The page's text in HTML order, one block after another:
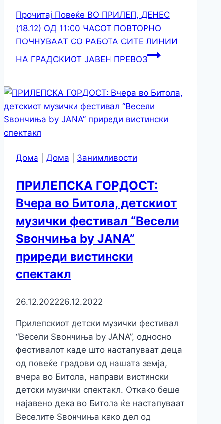
Прочитај Повеќе ВО ПРИЛЕП, ДЕНЕС
(18.12) ОД 11:00 ЧАСОТ ПОВТОРНО
ПОЧНУВААТ СО РАБОТА СИТЕ ЛИНИИ
НА ГРАДСКИОТ ЈАВЕН ПРЕВОЗ
Дома Дома Занимливости
ПРИЛЕПСКА ГОРДОСТ:
Вчера во Битола, детскиот
музички фестивал “Весели
Ѕвончиња by JANA”
приреди вистински
спектакл
26.12.202226.12.2022
Прилепскиот детски музички фестивал
“Весели Ѕвончиња by JANA”, односно
фестивалот каде што настапуваат деца
од повеќе градови од нашата земја,
вчера во Битола, направи вистински
детски музички спектакл. Откако беше
најавено дека во Битола ќе настапуваат
Веселите Ѕвончиња како дел од